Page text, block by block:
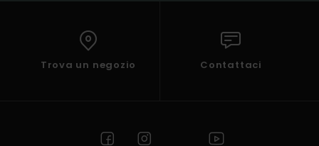
Trova un negozio Contattaci